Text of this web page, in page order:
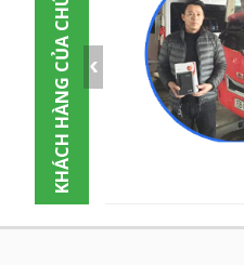
KHÁCH HÀNG CỦA CHÚNG TÔI